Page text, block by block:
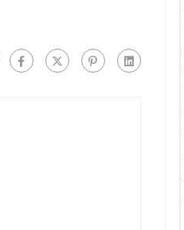
narrar que passou a notar